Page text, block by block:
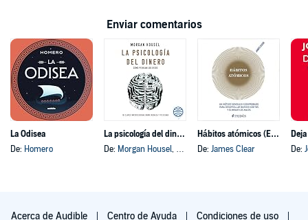
Enviar comentarios
La Odisea
De: Homero
La psicología del dinero
De: Morgan Housel, y otros
Hábitos atómicos (Español neutro)
De: James Clear
De:
Acerca de Audible Centro de Ayuda Condiciones de uso